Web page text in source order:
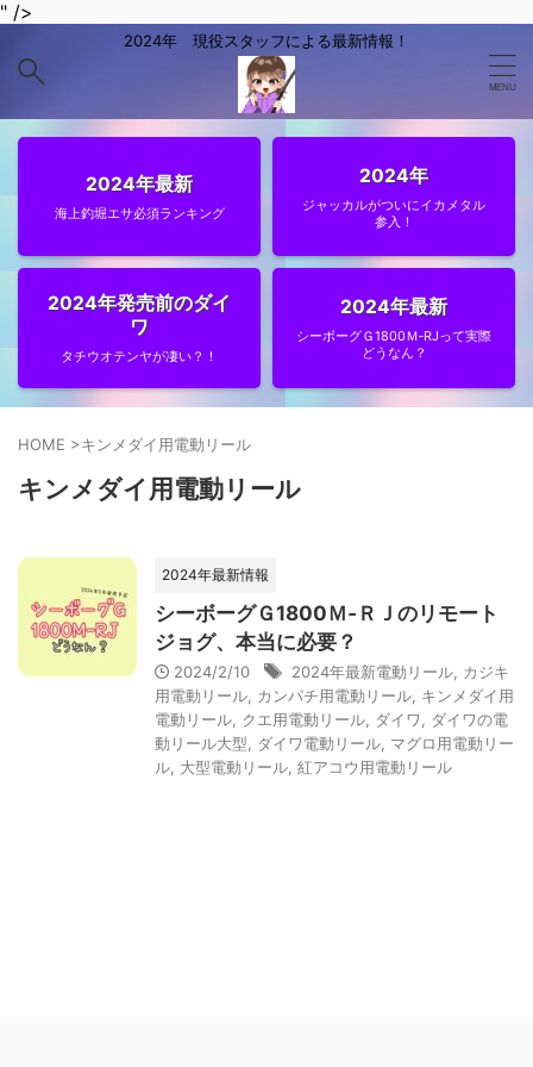
" />
2024年 現役スタッフによる最新情報！
2024年最新
海上釣堀エサ必須ランキング
2024年
ジャッカルがついにイカメタル
参入！
2024年発売前のダイ
ワ
タチウオテンヤが凄い？！
2024年最新
シーボーグＧ1800Ｍ‐RJって実際
どうなん？
HOME >キンメダイ用電動リール
キンメダイ用電動リール
2024年最新情報
シーボーグＧ1800Ｍ‐ＲＪのリモート
ジョグ、本当に必要？
2024/2/10 2024年最新電動リール
カジキ
用電動リール
カンパチ用電動リール キンメダイ用
電動リール クエ用電動リール ダイワ
ダイワの電
動リール大型
ダイワ電動リール マグロ用電動リー
ル 大型電動リール 紅アコウ用電動リール